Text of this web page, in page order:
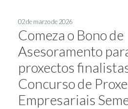
02 de marzo de 2026
Comeza o Bono de
Asesoramento
proxectos
Concurso de
Empresariais